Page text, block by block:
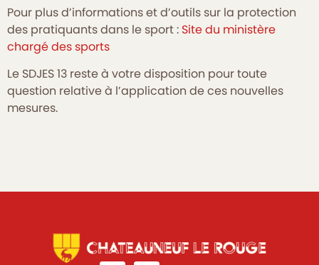
Pour plus d’informations et d’outils sur la protection
des pratiquants dans le sport : Site du ministère
chargé des sports
Le SDJES 13 reste à votre disposition pour toute
question relative à l’application de ces nouvelles
mesures.